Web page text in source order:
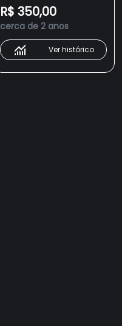
HGML023
R$ 350,00
cerca de 2 anos
Ver histórico